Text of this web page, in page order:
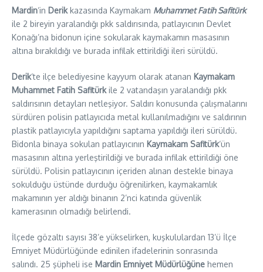
Mardin‘in Derikkazasında Kaymakam Muhammet Fatih Safitürk
ile 2 bireyin yaralandığı pkk saldırısında, patlayıcının Devlet
Konağı’na bidonun içine sokularak kaymakamın masasının
altına bırakıldığı ve burada infilak ettirildiği ileri sürüldü.
Derik‘te ilçe belediyesine kayyum olarak atanan Kaymakam
Muhammet Fatih Safitürkile 2 vatandaşın yaralandığı pkk
saldırısının detayları netleşiyor. Saldırı konusunda çalışmalarını
sürdüren polisin patlayıcıda metal kullanılmadığını ve saldırının
plastik patlayıcıyla yapıldığını saptama yapıldığı ileri sürüldü.
Bidonla binaya sokulan patlayıcının Kaymakam Safitürk‘ün
masasının altına yerleştirildiği ve burada infilak ettirildiği öne
sürüldü. Polisin patlayıcının içeriden alınan destekle binaya
sokulduğu üstünde durduğu öğrenilirken, kaymakamlık
makamının yer aldığı binanın 2’nci katında güvenlik
kamerasının olmadığı belirlendi.
İlçede gözaltı sayısı 38’e yükselirken, kuşkululardan 13’ü İlçe
Emniyet Müdürlüğünde edinilen ifadelerinin sonrasında
salındı. 25 şüpheli ise Mardin Emniyet Müdürlüğüne hemen